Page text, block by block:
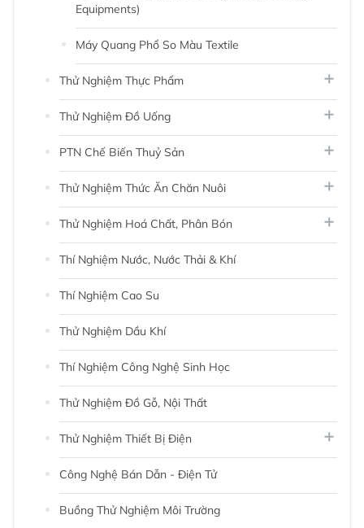
Equipments)
Máy Quang Phổ So Màu Textile
Thử Nghiệm Thực Phẩm
Thử Nghiệm Đồ Uống
PTN Chế Biến Thuỷ Sản
Thử Nghiệm Thức Ăn Chăn Nuôi
Thử Nghiệm Hoá Chất, Phân Bón
Thí Nghiệm Nước, Nước Thải & Khí
Thí Nghiệm Cao Su
Thử Nghiệm Dầu Khí
Thí Nghiệm Công Nghệ Sinh Học
Thử Nghiệm Đồ Gỗ, Nội Thất
Thử Nghiệm Thiết Bị Điện
Công Nghệ Bán Dẫn - Điện Tử
Buồng Thử Nghiệm Môi Trường